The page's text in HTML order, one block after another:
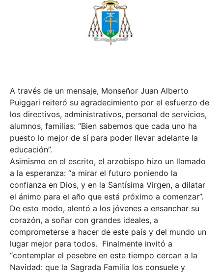
A través de un mensaje, Monseñor Juan Alberto
Puiggari reiteró su agradecimiento por el esfuerzo de
los directivos, administrativos, personal de servicios,
alumnos, familias: “Bien sabemos que cada uno ha
puesto lo mejor de sí para poder llevar adelante la
educación”.
Asimismo en el escrito, el arzobispo hizo un llamado
a la esperanza: “a mirar el futuro poniendo la
confianza en Dios, y en la Santísima Virgen, a dilatar
el ánimo para el año que está próximo a comenzar”.
De esto modo, alentó a los jóvenes a ensanchar su
corazón, a soñar con grandes ideales, a
comprometerse a hacer de este país y del mundo un
lugar mejor para todos. Finalmente invitó a
“contemplar el pesebre en este tiempo cercan a la
Navidad: que la Sagrada Familia los consuele y